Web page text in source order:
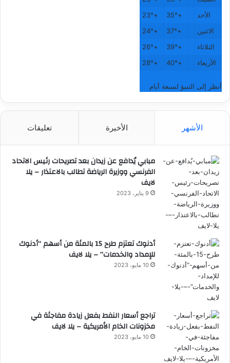
الأحد
+
35°
+
23°
الاثنين
+
37°
+
24°
الثلاثاء
+
39°
+
26°
الأربعاء
+
40°
+
28°
أنظر إلى التنبؤ لسبعة أيام
الأشهر الأخيرة تعليقات
مبابي يُدافع عن زيدان بعد تصريحات رئيس الاتحاد
الفرنسي ووزيرة الرياضة تطالب بالاعتذار – يلا
لايف
9 يناير، 2023
أدنوك تعتزم طرح 15 بالمئة من أسهم “أدنوك
للإمداد والخدمات” – يلا لايف
10 مايو، 2023
تراجع أسعار النفط بفعل زيادة مفاجئة في
مخزونات الخام الأمريكية – يلا لايف
10 مايو، 2023